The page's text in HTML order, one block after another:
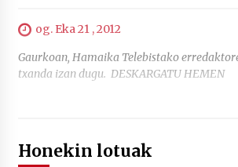
og. Eka 21 , 2012
Gaurkoan, Hamaika Telebistako
txanda izan dugu. DESKARGATU HEMEN
Honekin lotuak